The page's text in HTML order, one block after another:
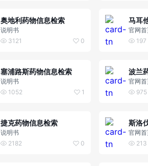
奥地利药物信息检索
说明书
3121
0
马耳
官网
197
塞浦路斯药物信息检索
说明书
1052
1
波兰
官网
975
捷克药物信息检索
说明书
2182
0
斯洛
官网
213